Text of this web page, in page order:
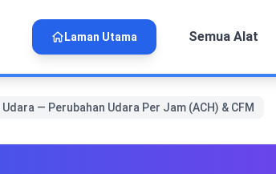
Laman Utama Semua Alat
— Perubahan Udara Per Jam (ACH) & CFM